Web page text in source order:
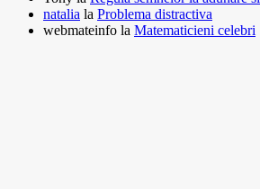
natalia la Problema distractiva
webmateinfo la Matematicieni celebri